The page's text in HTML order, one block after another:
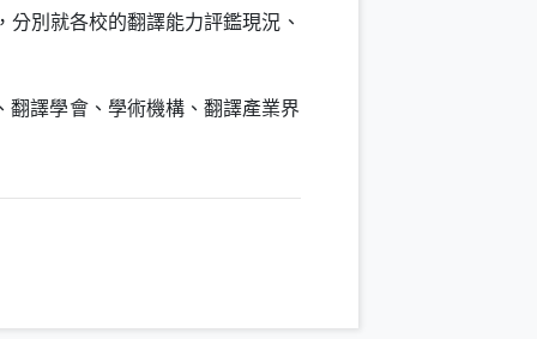
別就各校的翻譯能力評鑑現況、
譯學會、學術機構、翻譯產業界